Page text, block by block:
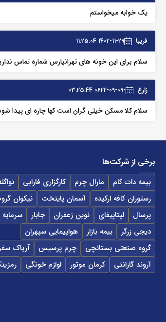
یک خوابه میخواستم
فریبا 1402-11-29 11:25:04
سلام برای این خونه های تهرانپارس شماره تماس
زارع -0622-09-09 03:25:44
سلام کلا مسکن خیلی گران است کها چاره ای پیدا
برخی از شرکت‌ها
بیمه دات کام مارال چرم کارگزاری فارابی
رستوران کافه ارکیده
آسمان پایتخت نیکوان
پرسال
لپتاپیفای نوین زعفران جابار
دیجی زرگر
بیمه بازار
هواپیمایی سپهران
گروه صنعتی بستانچی
چرم پرسیس
آریاک
آروند گارانتی
کرمان موتور لوازم خونگی